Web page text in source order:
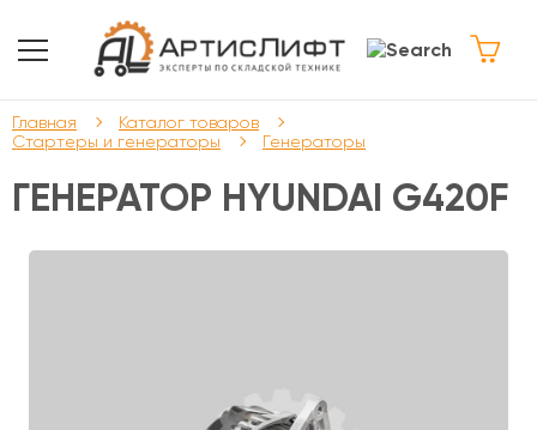
Главная
Каталог товаров
Стартеры и генераторы
Генераторы
ГЕНЕРАТОР HYUNDAI G420F